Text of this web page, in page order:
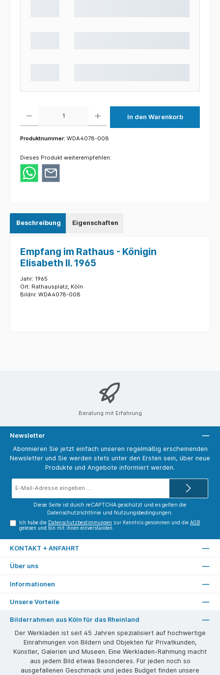
In den Warenkorb
Produktnummer: WDA4078-008
Dieses Produkt weiterempfehlen:
Beschreibung Eigenschaften
Empfang im Rathaus - Königin
Elisabeth II. 1965
Jahr: 1965
Ort: Rathausplatz, Köln
Bildnr. WDA4078-008
Beratung mit Erfahrung
Newsletter
Abonnieren Sie jetzt einfach unseren regelmäßig erscheinenden
Newsletter und Sie werden stets unter den Ersten sein, über neue
Produkte und Angebote informiert werden.
Diese Seite ist durch reCAPTCHA geschützt und es gelten die
Datenschutzrichtlinie und Nutzungsbedingungen.
Ich habe die Datenschutzbestimmungen zur Kenntnis genommen und dieAGB
gelesen und bin mit ihnen einverstanden.
KONTAKT + ANFAHRT
Über uns
Informationen
Unsere Vorteile
Bilderrahmen aus Köln für das Rheinland
Der Werkladen ist seit 45 Jahren spezialisiert auf hochwertige
Einrahmungen von Bildern und Objekten für Privatkunden,
Künstler, Galerien und Museen. Eine Werkladen-Rahmung macht
aus jedem Bild etwas Besonderes. Für jeden noch so
ausgefallenen Geschmack und jedes Budget finden unsere